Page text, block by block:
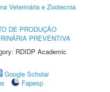
Veterinária e Zootecnia
DE PRODUÇÃO
PREVENTIVA
RDIDP Academic
Google Scholar
Fapesp